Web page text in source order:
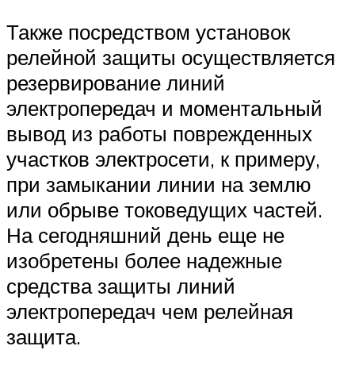
Также посредством установок
релейной защиты осуществляется
резервирование линий
электропередач и моментальный
вывод из работы поврежденных
участков электросети, к примеру,
при замыкании линии на землю
или обрыве токоведущих частей.
На сегодняшний день еще не
изобретены более надежные
средства защиты линий
электропередач чем релейная
защита.